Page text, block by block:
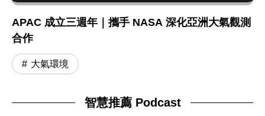
APAC 成立三週年｜攜手 NASA 深化亞洲大氣觀測
合作
大氣環境
智慧推薦 Podcast